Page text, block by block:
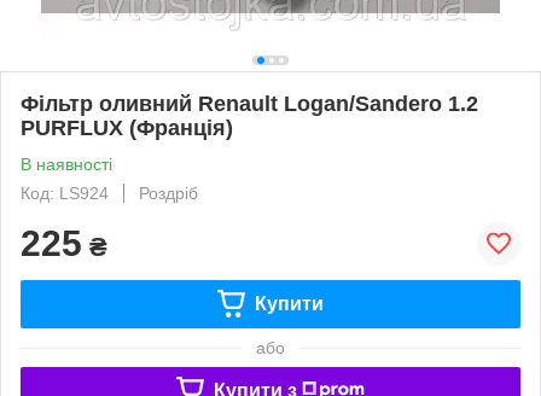
Фільтр оливний Renault Logan/Sandero 1.2
PURFLUX (Франція)
В наявності
Код: LS924
Роздріб
225 ₴
Купити
або
Купити з